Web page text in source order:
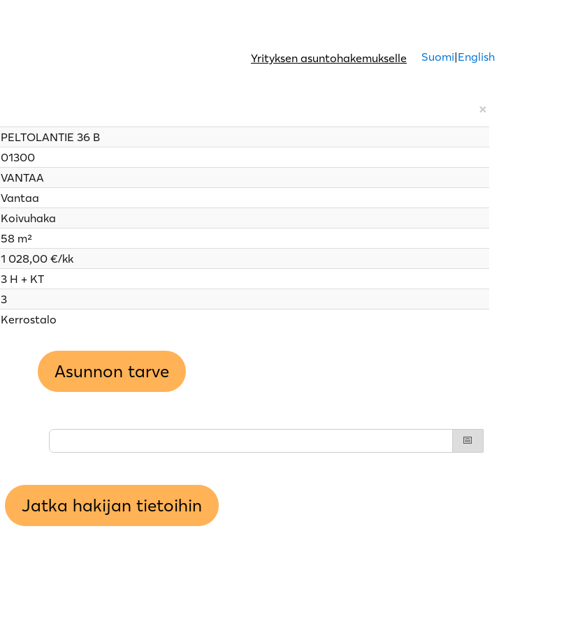
Yrityksen asuntohakemukselle Suomi|English
×
PELTOLANTIE 36 B
01300
VANTAA
Vantaa
Koivuhaka
58 m²
1 028,00 €/kk
3 H + KT
3
Kerrostalo
Asunnon tarve